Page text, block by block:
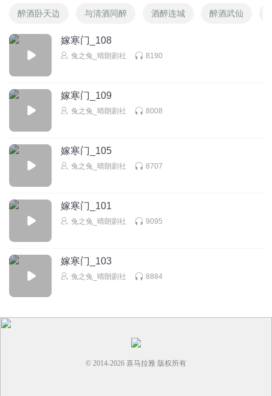
醉酒卧天边 与清酒同醉 酒醉连城 醉酒武仙
嫁寒门_108
兔之兔_晴朗剧社 8190
嫁寒门_109
兔之兔_晴朗剧社 8008
嫁寒门_105
兔之兔_晴朗剧社 8707
嫁寒门_101
兔之兔_晴朗剧社 9095
嫁寒门_103
兔之兔_晴朗剧社 8884
© 2014-2026 喜马拉雅 版权所有